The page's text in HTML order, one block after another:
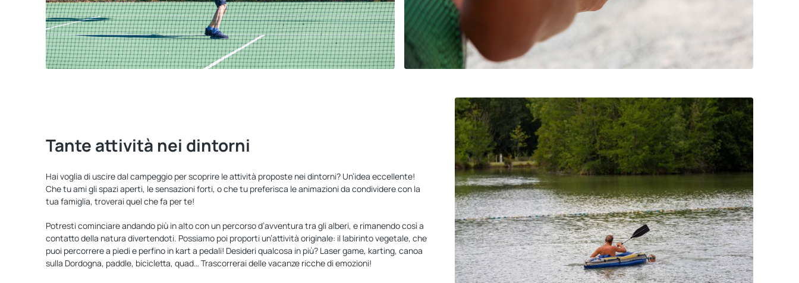
Tante attività nei dintorni
Hai voglia di uscire dal campeggio per scoprire le attività proposte nei dintorni? Un’idea eccellente!
Che tu ami gli spazi aperti, le sensazioni forti, o che tu preferisca le animazioni da condividere con la
tua famiglia, troverai quel che fa per te!
Potresti cominciare andando più in alto con un percorso d’avventura tra gli alberi, e rimanendo così a
contatto della natura divertendoti. Possiamo poi proporti un’attività originale: il labirinto vegetale, che
puoi percorrere a piedi e perfino in kart a pedali! Desideri qualcosa in più? Laser game, karting, canoa
sulla Dordogna, paddle, bicicletta, quad… Trascorrerai delle vacanze ricche di emozioni!